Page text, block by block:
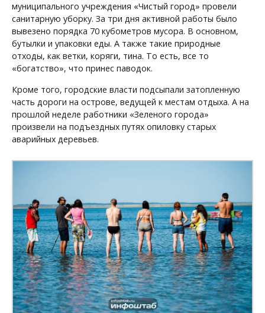
муниципального учреждения «Чистый город» провели
санитарную уборку. За три дня активной работы было
вывезено порядка 70 кубометров мусора. В основном,
бутылки и упаковки еды. А также такие природные
отходы, как ветки, коряги, тина. То есть, все то
«богатство», что принес паводок.
Кроме того, городские власти подсыпали затопленную
часть дороги на острове, ведущей к местам отдыха. А на
прошлой неделе работники «Зеленого города»
произвели на подъездных путях опиловку старых
аварийных деревьев.